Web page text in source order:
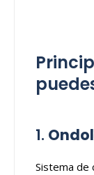
1.
Sistema de